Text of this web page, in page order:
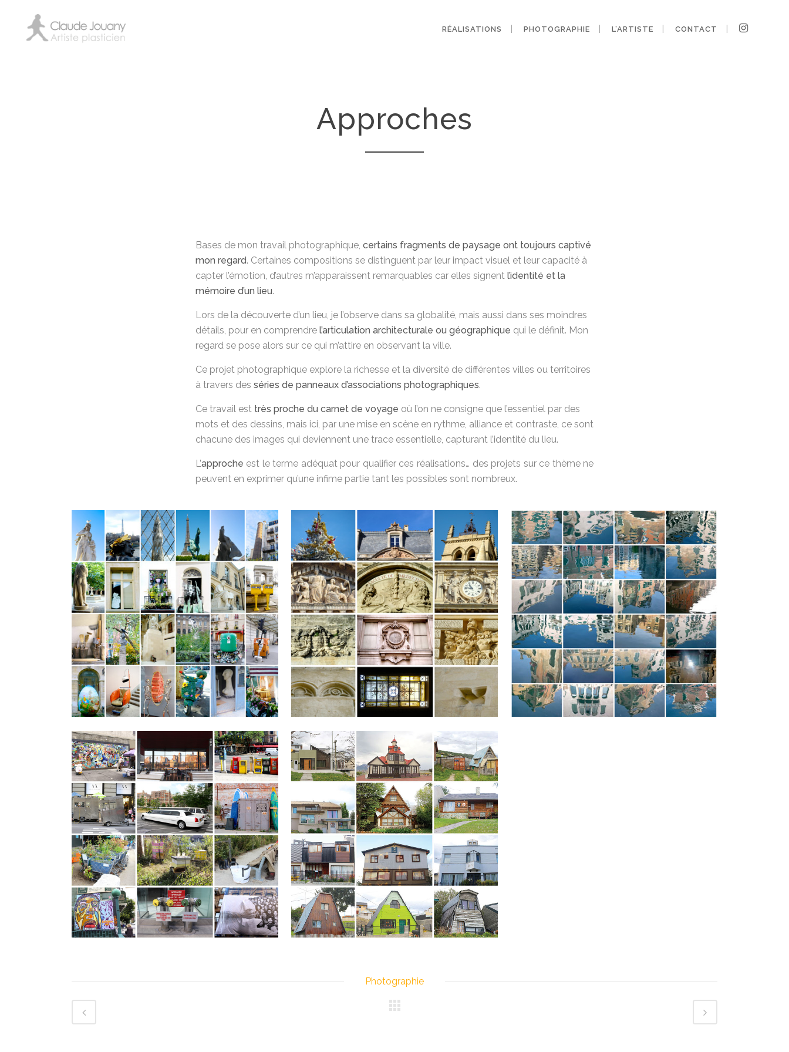
RÉALISATIONS PHOTOGRAPHIE L’ARTISTE CONTACT
Approches
Bases de mon travail photographique, certains fragments de paysage ont toujours captivé
mon regard. Certaines compositions se distinguent par leur impact visuel et leur capacité à
capter l’émotion, d’autres m’apparaissent remarquables car elles signent l’identité et la
mémoire d’un lieu.
Lors de la découverte d’un lieu, je l’observe dans sa globalité, mais aussi dans ses moindres
détails, pour en comprendre l’articulation architecturale ou géographique qui le définit. Mon
regard se pose alors sur ce qui m’attire en observant la ville.
Ce projet photographique explore la richesse et la diversité de différentes villes ou territoires
à travers des séries de panneaux d’associations photographiques.
Ce travail est très proche du carnet de voyage où l’on ne consigne que l’essentiel par des
mots et des dessins, mais ici, par une mise en scène en rythme, alliance et contraste, ce sont
chacune des images qui deviennent une trace essentielle, capturant l’identité du lieu.
L’approche est le terme adéquat pour qualifier ces réalisations… des projets sur ce thème ne
peuvent en exprimer qu’une infime partie tant les possibles sont nombreux.
Paris et son approche
Approches
VOIR
Montpellier et son approche
Approches
VOIR
Venise et son approche
Approches
VOIR
New York et son approche
Approches
VOIR
La Patagonie et son approche
Approches
VOIR
Photographie